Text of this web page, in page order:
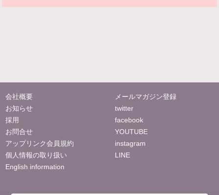
会社概要
お知らせ
採用
お問合せ
アップリンク会員規約
個人情報の取り扱い
English information
メールマガジン登録
twitter
facebook
YOUTUBE
instagram
LINE